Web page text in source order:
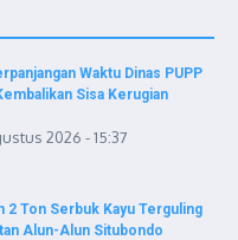
Waktu Dinas PUPP
Sisa Kerugian
2026 - 15:37
2 Ton Serbuk Kayu Terguling
Alun-Alun Situbondo